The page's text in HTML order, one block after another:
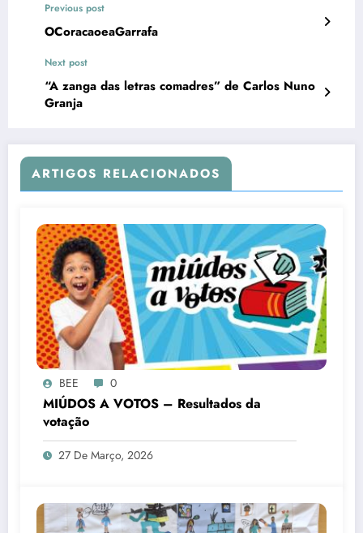
Previous post
OCoracaoeaGarrafa
Next post
“A zanga das letras comadres” de Carlos Nuno
Granja
ARTIGOS RELACIONADOS
BEE 0
MIÚDOS A VOTOS – Resultados da
votação
27 De Março, 2026